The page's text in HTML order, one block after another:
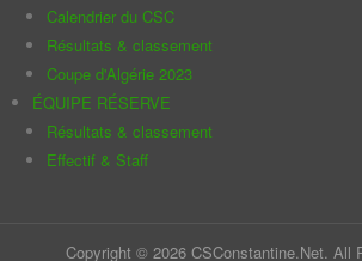
Calendrier du CSC
Résultats & classement
Coupe d'Algérie 2023
ÉQUIPE RÉSERVE
Résultats & classement
Effectif & Staff
Copyright © 2026 CSConstantine.Net. All